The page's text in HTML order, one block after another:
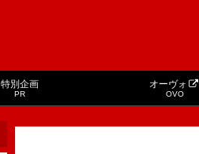
特別企画
PR
オーヴォ
OVO